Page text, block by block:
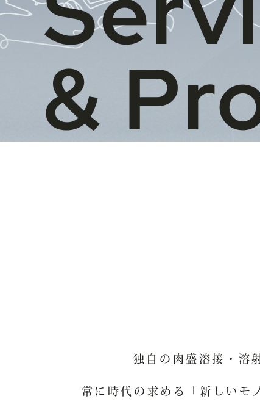
&
独自の肉盛溶接・溶
常に時代の求める「新しいモ